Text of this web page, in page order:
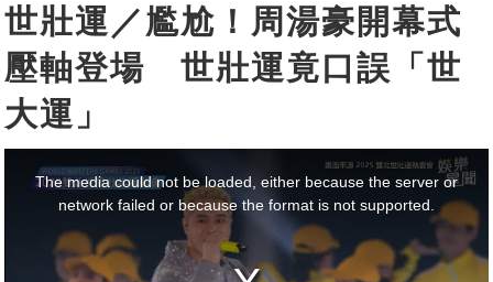
世壯運／尷尬！周湯豪開幕式
壓軸登場 世壯運竟口誤「世
大運」
The media could not be loaded, either because the server or
network failed or because the format is not supported.